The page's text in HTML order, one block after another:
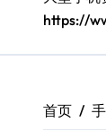
https://
首页